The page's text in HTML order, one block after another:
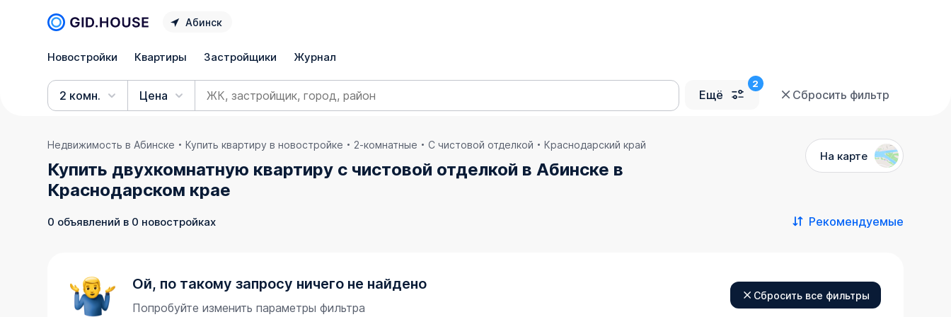
Абинск
Новостройки Квартиры Застройщики Журнал
2 комн. Цена Ещё Сбросить фильтр
Недвижимость в Абинске Купить квартиру в новостройке 2-комнатные С чистовой отделкой Краснодарский край
Купить двухкомнатную квартиру с чистовой отделкой в Абинске в
Краснодарском крае
На карте
0 объявлений в 0 новостройках Рекомендуемые
Ой, по такому запросу ничего не найдено
Попробуйте изменить параметры фильтра
Сбросить все фильтры